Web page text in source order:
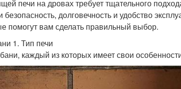
печи на дровах требует тщательного
долговечность и удобство
помогут вам сделать правильный выбор.
1. Тип печи
каждый из которых имеет свои